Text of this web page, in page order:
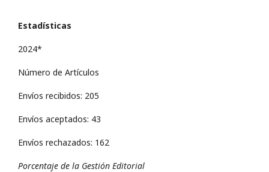
Estadísticas
2024*
Número de Artículos
Envíos recibidos: 205
Envíos aceptados: 43
Envíos rechazados: 162
Porcentaje de la Gestión Editorial